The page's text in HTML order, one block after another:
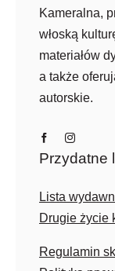
Kameralna,
włoską
materiałów
a także
autorskie.
Przydatne
Lista
Drugie życie
Regulamin